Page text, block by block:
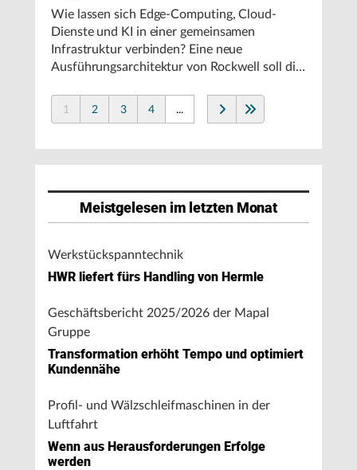
Wie lassen sich Edge-Computing, Cloud-
Dienste und KI in einer gemeinsamen
Infrastruktur verbinden? Eine neue
Ausführungsarchitektur von Rockwell soll die
vereinfachen und den autonomen
Fertigungsbetrieb unterstützen.
1 2 3 4 ...
Meistgelesen im letzten Monat
Werkstückspanntechnik
HWR liefert fürs Handling von Hermle
Geschäftsbericht 2025/2026 der Mapal
Gruppe
Transformation erhöht Tempo und optimiert
Kundennähe
Profil- und Wälzschleifmaschinen in der
Luftfahrt
Wenn aus Herausforderungen Erfolge
werden